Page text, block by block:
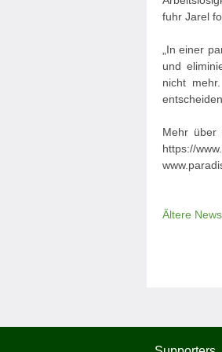
fuhr Jarel
„In einer
und
nicht
Mehr über
https://
Ältere News